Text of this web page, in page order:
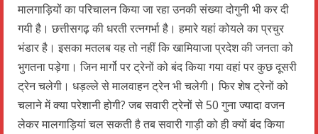
मालगाड़ियों का परिचालन किया जा रहा उनकी संख्या दोगुनी भी कर दी
गयी है। छत्तीसगढ़ की धरती रत्नगर्भा है। हमारे यहां कोयले का प्रचुर
भंडार है। इसका मतलब यह तो नहीं कि खामियाजा प्रदेश की जनता को
भुगतना पड़ेगा। जिन मार्गो पर ट्रेनों को बंद किया गया वहां पर कुछ दूसरी
ट्रेन चलेगी। धड़ल्ले से मालवाहन ट्रेन भी चलेगी। फिर शेष ट्रेनों को
चलाने में क्या परेशानी होगी? जब सवारी ट्रेनों से 50 गुना ज्यादा वजन
लेकर मालगाड़ियां चल सकती है तब सवारी गाड़ी को ही क्यों बंद किया